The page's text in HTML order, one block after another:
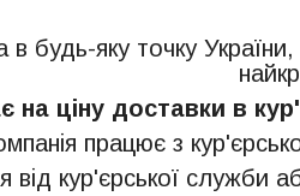
в будь-яку точку
ціну доставки в
працює з
від кур'єрської служби